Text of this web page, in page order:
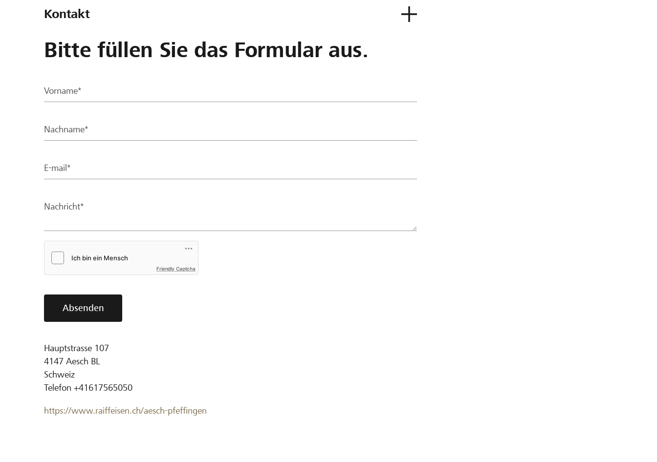
Kontakt
Bitte füllen Sie das Formular aus.
Vorname*
Nachname*
E-mail*
Nachricht*
Friendly Captcha
Absenden
Hauptstrasse 107
4147 Aesch BL
Schweiz
Telefon +41617565050
https://www.raiffeisen.ch/aesch-pfeffingen